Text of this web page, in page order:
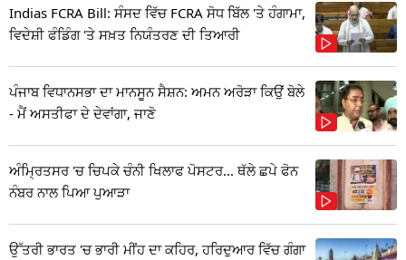
Indias FCRA Bill: ਸੰਸਦ ਵਿੱਚ FCRA ਸੋਧ ਬਿੱਲ 'ਤੇ ਹੰਗਾਮਾ,
ਵਿਦੇਸ਼ੀ ਫੰਡਿੰਗ 'ਤੇ ਸਖ਼ਤ ਨਿਯੰਤਰਣ ਦੀ ਤਿਆਰੀ
ਪੰਜਾਬ ਵਿਧਾਨਸਭਾ ਦਾ ਮਾਨਸੂਨ ਸੈਸ਼ਨ: ਅਮਨ ਅਰੋੜਾ ਕਿਉਂ ਬੋਲੇ
- ਮੈਂ ਅਸਤੀਫਾ ਦੇ ਦੇਵਾਂਗਾ, ਜਾਣੋ
ਅੰਮ੍ਰਿਤਸਰ 'ਚ ਚਿਪਕੇ ਚੰਨੀ ਖਿਲਾਫ ਪੋਸਟਰ... ਥੱਲੇ ਛਪੇ ਫੋਨ
ਨੰਬਰ ਨਾਲ ਪਿਆ ਪੁਆੜਾ
ਉੱਤਰੀ ਭਾਰਤ 'ਚ ਭਾਰੀ ਮੀਂਹ ਦਾ ਕਹਿਰ, ਹਰਿਦੁਆਰ ਵਿੱਚ ਗੰਗਾ